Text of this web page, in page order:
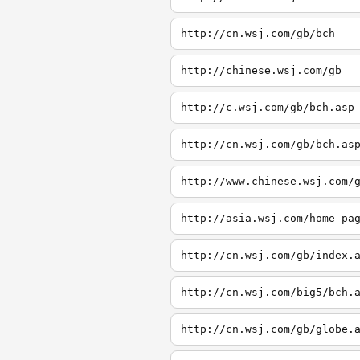
http://cn.wsj.com/gb/bch
http://chinese.wsj.com/gb
http://c.wsj.com/gb/bch.asp
http://cn.wsj.com/gb/bch.asp
http://www.chinese.wsj.com/
http://asia.wsj.com/home-
http://cn.wsj.com/gb/
http://cn.wsj.com/big5/
http://cn.wsj.com/gb/